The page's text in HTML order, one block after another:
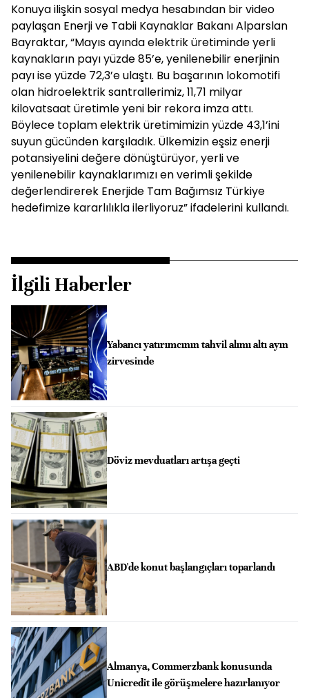
Konuya ilişkin sosyal medya hesabından bir video
paylaşan Enerji ve Tabii Kaynaklar Bakanı Alparslan
Bayraktar, “Mayıs ayında elektrik üretiminde yerli
kaynakların payı yüzde 85’e, yenilenebilir enerjinin
payı ise yüzde 72,3’e ulaştı. Bu başarının lokomotifi
olan hidroelektrik santrallerimiz, 11,71 milyar
kilovatsaat üretimle yeni bir rekora imza attı.
Böylece toplam elektrik üretimimizin yüzde 43,1’ini
suyun gücünden karşıladık. Ülkemizin eşsiz enerji
potansiyelini değere dönüştürüyor, yerli ve
yenilenebilir kaynaklarımızı en verimli şekilde
değerlendirerek Enerjide Tam Bağımsız Türkiye
hedefimize kararlılıkla ilerliyoruz” ifadelerini kullandı.
İlgili Haberler
Yabancı yatırımcının tahvil alımı altı ayın
zirvesinde
Döviz mevduatları artışa geçti
ABD'de konut başlangıçları toparlandı
Almanya, Commerzbank konusunda
Unicredit ile görüşmelere hazırlanıyor